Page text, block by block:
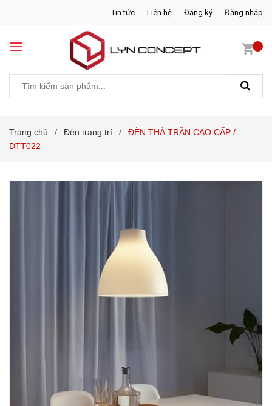
Tin tức Liên hệ Đăng ký Đăng nhập
Trang chủ / Đèn trang trí /
ĐÈN THẢ TRẦN CAO CẤP /
DTT022